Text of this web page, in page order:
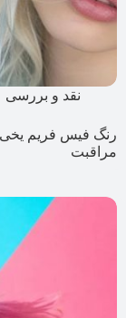
نقد و بررسی
رنگ فیس فریم
مراقبت